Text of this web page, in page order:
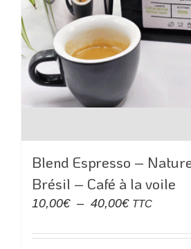
Blend Espresso –
Brésil – Café à la voile
10,00€ – 40,00€Plage
prix :
TTC